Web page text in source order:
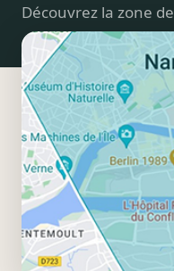
Découvrez la zone